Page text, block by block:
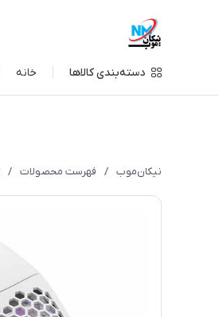
دسته‌بندی کالاها خانه
نیکان‌موب / فهرست محصولات /